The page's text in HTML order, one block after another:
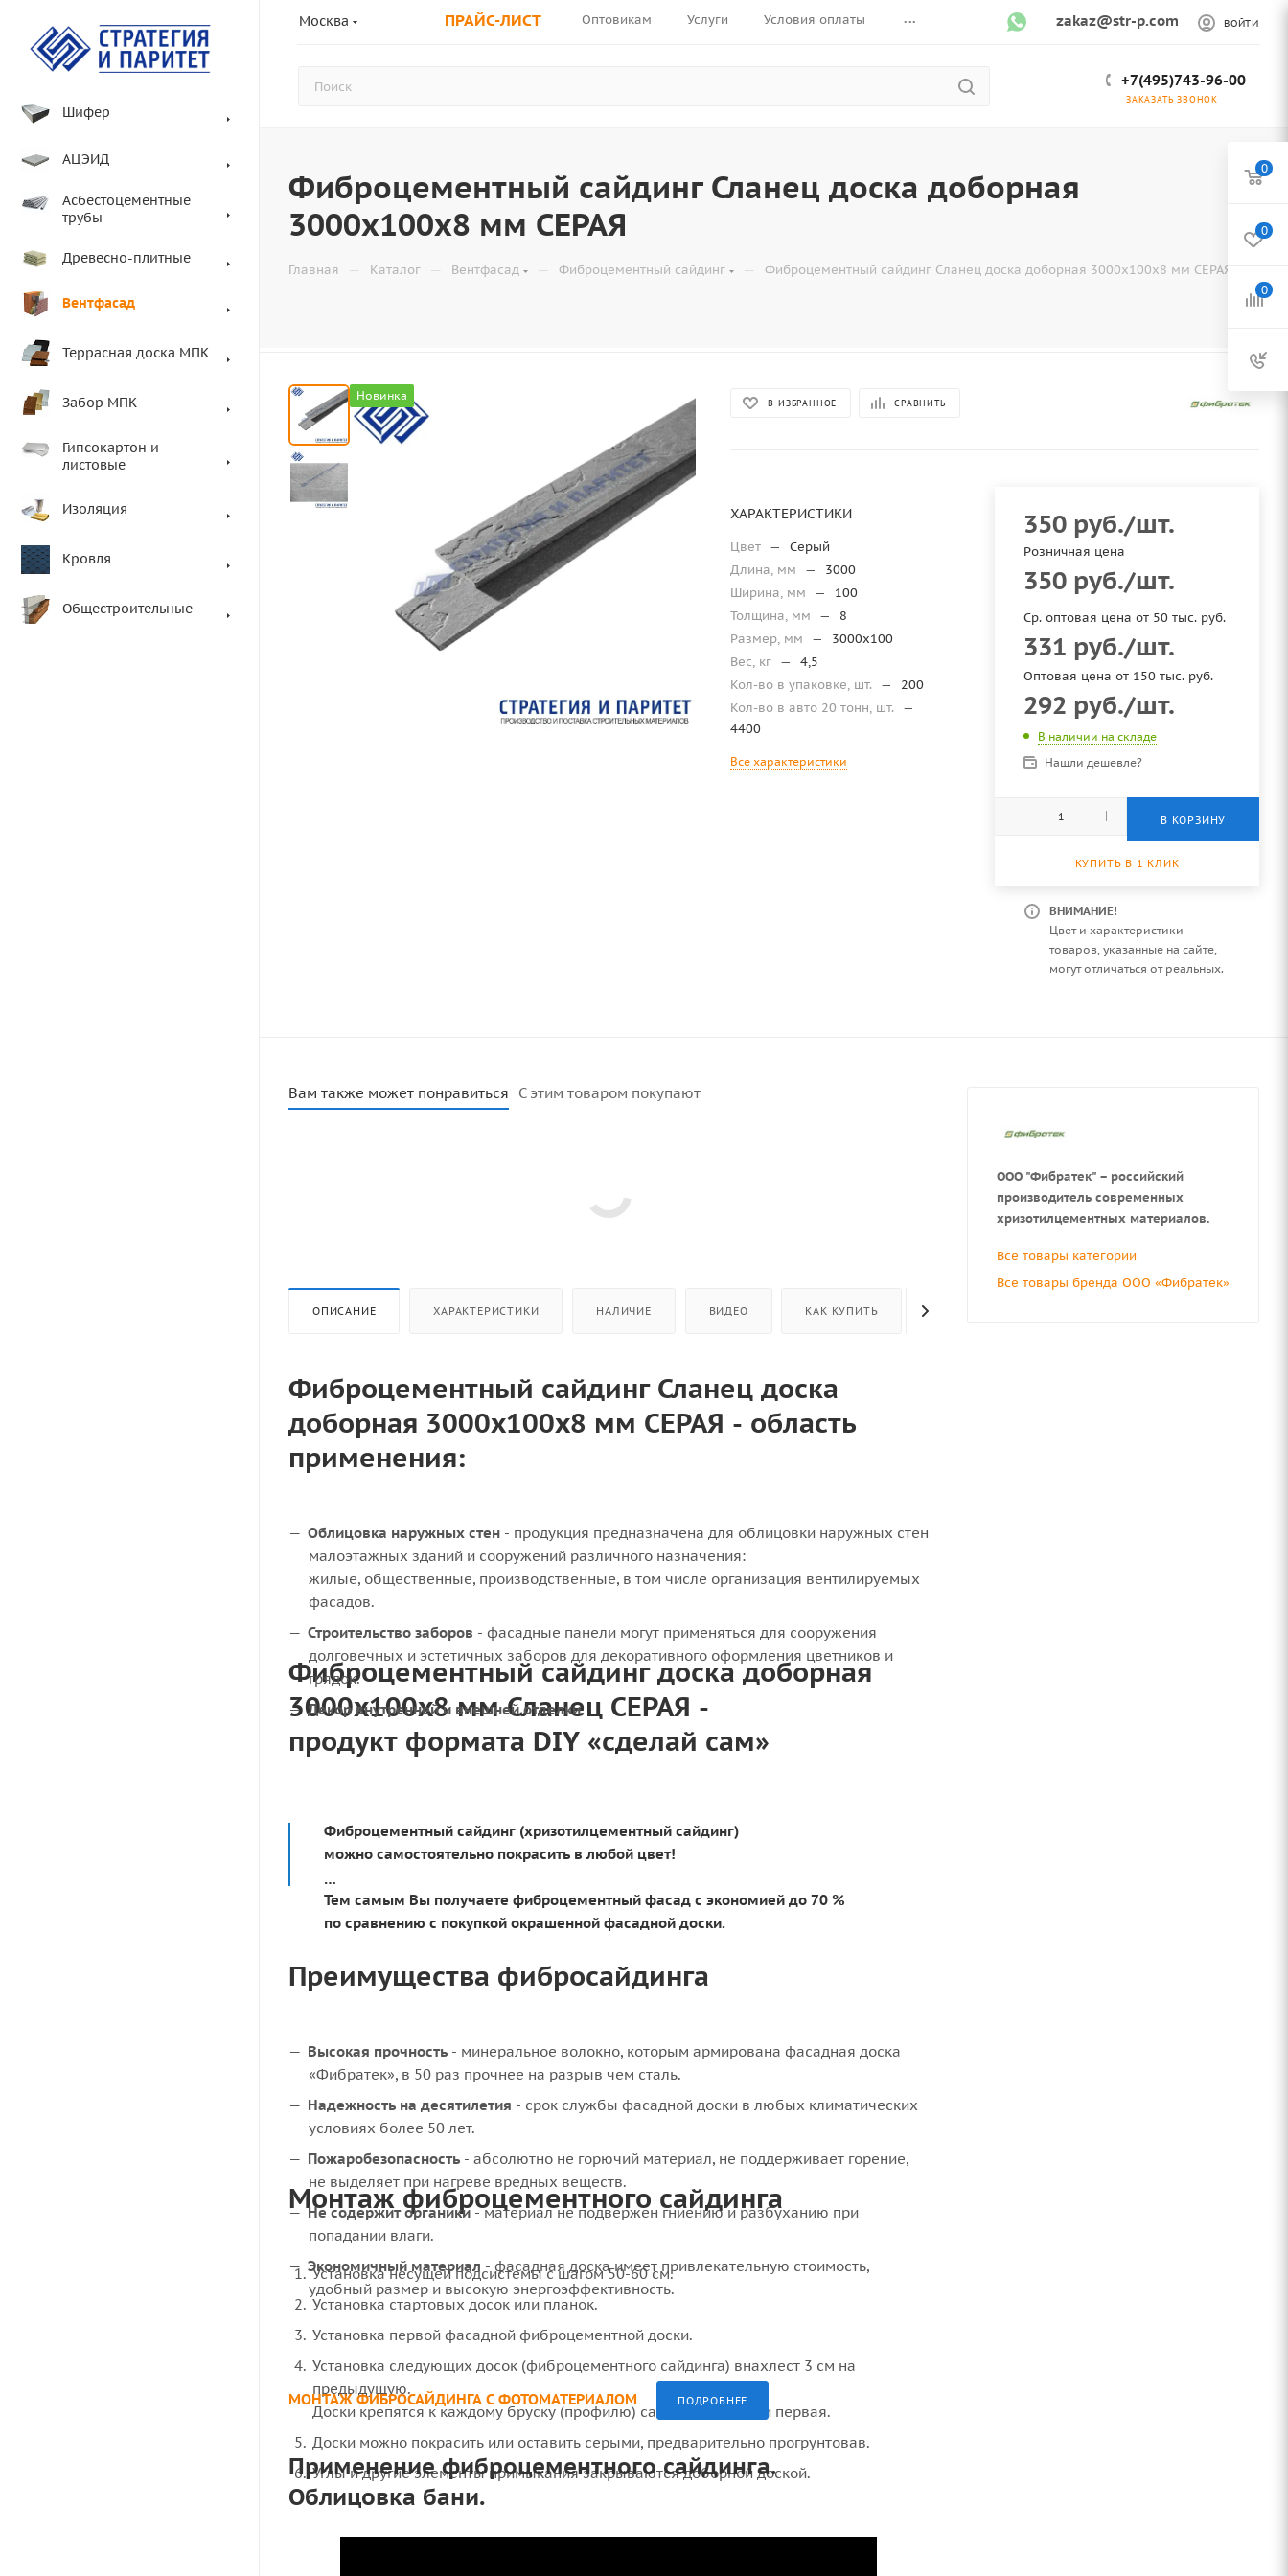
Москва ПРАЙС-ЛИСТ Оптовикам Услуги Условия оплаты ... zakaz@str-p.com ВОЙТИ
+7(495)743-96-00
ЗАКАЗАТЬ ЗВОНОК
Шифер
АЦЭИД
Асбестоцементные
трубы
Древесно-плитные
Вентфасад
Террасная доска МПК
Забор МПК
Гипсокартон и
листовые
Изоляция
Кровля
Общестроительные
Фиброцементный сайдинг Сланец доска доборная
3000x100x8 мм СЕРАЯ
Главная — Каталог — Вентфасад — Фиброцементный сайдинг — Фиброцементный сайдинг Сланец доска доборная 3000x100x8 мм СЕРАЯ
Новинка В ИЗБРАННОЕ СРАВНИТЬ
ХАРАКТЕРИСТИКИ
Цвет —
Серый
Длина, мм
—
3000
Ширина, мм
—
100
Толщина, мм
—
8
Размер, мм
—
3000x100
Вес, кг —
4,5
Кол-во в упаковке, шт.
—
200
Кол-во в авто 20 тонн, шт.
—
4400
Все характеристики
350 руб./шт.
Розничная цена
350 руб./шт.
Ср. оптовая цена от 50 тыс. руб.
331 руб./шт.
Оптовая цена от 150 тыс. руб.
292 руб./шт.
В наличии на складе
Нашли дешевле?
В КОРЗИНУ
КУПИТЬ В 1 КЛИК
ВНИМАНИЕ!
Цвет и характеристики
товаров, указанные на сайте,
могут отличаться от реальных.
Вам также может понравиться С этим товаром покупают
ОПИСАНИЕ ХАРАКТЕРИСТИКИ НАЛИЧИЕ ВИДЕО КАК КУПИТЬ
Фиброцементный сайдинг Сланец доска
доборная 3000х100х8 мм СЕРАЯ - область
применения:
Облицовка наружных стен - продукция предназначена для облицовки наружных стен
малоэтажных зданий и сооружений различного назначения:
жилые, общественные, производственные, в том числе организация вентилируемых
фасадов.
Строительство заборов - фасадные панели могут применяться для сооружения
долговечных и эстетичных заборов для декоративного оформления цветников и
грядок.
Декор внутренней и внешней отделки.
Фиброцементный сайдинг доска доборная
3000x100x8 мм Сланец СЕРАЯ -
продукт формата DIY «сделай сам»
Фиброцементный сайдинг (хризотилцементный сайдинг)
можно самостоятельно покрасить в любой цвет!
Тем самым Вы получаете фиброцементный фасад с экономией до 70 %
по сравнению с покупкой окрашенной фасадной доски.
Преимущества фибросайдинга
Высокая прочность - минеральное волокно, которым армирована фасадная доска
«Фибратек», в 50 раз прочнее на разрыв чем сталь.
Надежность на десятилетия - срок службы фасадной доски в любых климатических
условиях более 50 лет.
Пожаробезопасность - абсолютно не горючий материал, не поддерживает горение,
не выделяет при нагреве вредных веществ.
Не содержит органики- материал не подвержен гниению и разбуханию при
попадании влаги.
Экономичный материал - фасадная доска имеет привлекательную стоимость,
удобный размер и высокую энергоэффективность.
Монтаж фиброцементного сайдинга
Установка несущей подсистемы с шагом 50-60 см.
Установка стартовых досок или планок.
Установка первой фасадной фиброцементной доски.
Установка следующих досок (фиброцементного сайдинга) внахлест 3 см на
предыдущую.
Доски крепятся к каждому бруску (профилю) саморезами, как и первая.
Доски можно покрасить или оставить серыми, предварительно прогрунтовав.
Углы и другие элементы примыкания закрываются доборной доской.
МОНТАЖ ФИБРОСАЙДИНГА С ФОТОМАТЕРИАЛОМ ПОДРОБНЕЕ
Применение фиброцементного сайдинга.
Облицовка бани.
ООО "Фибратек" – российский
производитель современных
хризотилцементных материалов.
Все товары категории
Все товары бренда ООО «Фибратек»
0
0
0